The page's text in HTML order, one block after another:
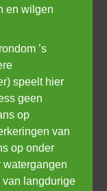
en wilgen
’s
speelt hier
geen
op
van
op onder
van langdurige